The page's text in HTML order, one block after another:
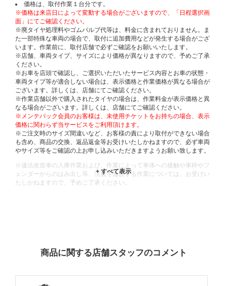
価格は、取付作業１台分です。
※価格は来店日によって変動する場合がございますので、「日程選択画
面」にてご確認ください。
※廃タイヤ処理料やゴムバルブ代等は、料金に含まれておりません。ま
た一部特殊な車両の場合で、取付に追加費用などが発生する場合がござ
います。作業前に、取付店舗で必ずご確認をお願いいたします。
※店舗、車両タイプ、サイズにより価格が異なりますので、予めご了承
ください。
※お車を店頭で確認し、ご選択いただいたサービス内容とお車の状態・
車両タイプ等が適合しない場合は、表示価格と作業価格が異なる場合が
ございます。詳しくは、店舗にてご確認ください。
※作業店舗以外で購入されたタイヤの場合は、作業料金が表示価格と異
なる場合がございます。詳しくは、店舗にてご確認ください。
※メンテパック会員のお客様は、未使用チケットをお持ちの場合、表示
価格に関わらず当サービスをご利用頂けます。
※ご注文時のサイズ間違いなど、お客様の責により取付ができない場合
も含め、商品の交換、返品返金等お受けいたしかねますので、必ず車両
やサイズ等をご確認の上お申し込みいただきますようお願い致します。
※違法改造車の入庫作業および、作業によって車体への接触や車枠やフ
ェンダーからのはみ出し等、法規を逸脱する作業については、お受けい
たしかねますので、予めご了承ください。
商品に関する店舗スタッフのコメント